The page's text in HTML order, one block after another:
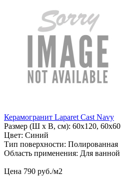
Керамогранит Laparet Cast Navy
Размер (Ш х В, см): 60х120, 60х60
Цвет: Синий
Тип поверхности: Полированная
Область применения: Для ванной
Цена 790 руб./м2